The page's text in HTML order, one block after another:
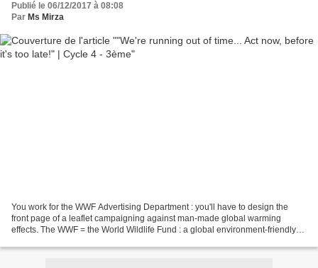
Publié le 06/12/2017 à 08:08
Par Ms Mirza
You work for the WWF Advertising Department : you'll have to design the
front page of a leaflet campaigning against man-made global warming
effects. The WWF = the World Wildlife Fund : a global environment-friendly